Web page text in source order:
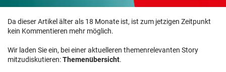
Da dieser Artikel älter als 18 Monate ist, ist zum jetzigen Zeitpunkt
kein Kommentieren mehr möglich.
Wir laden Sie ein, bei einer aktuelleren themenrelevanten Story
mitzudiskutieren:Themenübersicht.